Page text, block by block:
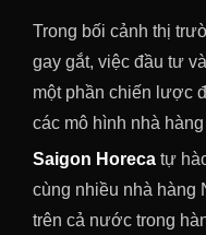
Trong bối cảnh thị
gay gắt, việc đầu tư
một phần chiến lược
các mô hình nhà
Saigon Horeca tự
cùng nhiều nhà hàng
trên cả nước trong